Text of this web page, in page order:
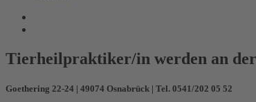
Tierheilpraktiker/in werden an der
Goethering 22-24 | 49074 Osnabrück | Tel. 0541/202 05 52